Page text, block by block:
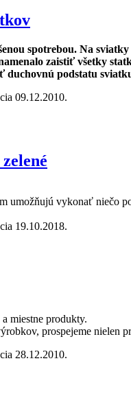
spotrebou. Na
zaistiť všetky
duchovnú podstatu
09.12.2010.
umožňujú vykonať niečo
19.10.2018.
miestne produkty.
prospejeme nielen
28.12.2010.